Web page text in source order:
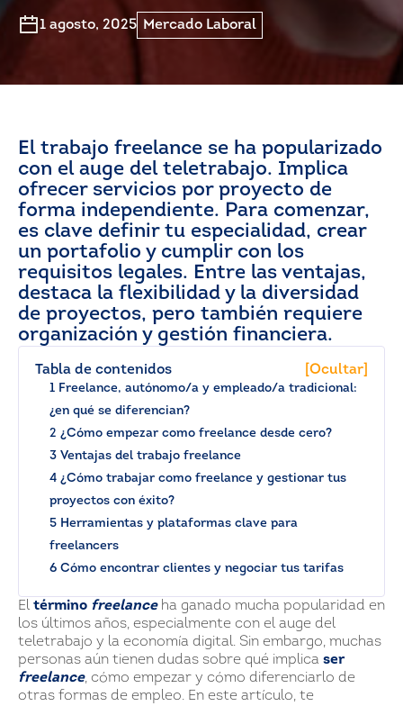
1 agosto, 2025 Mercado Laboral
El trabajo freelance se ha popularizado
con el auge del teletrabajo. Implica
ofrecer servicios por proyecto de
forma independiente. Para comenzar,
es clave definir tu especialidad, crear
un portafolio y cumplir con los
requisitos legales. Entre las ventajas,
destaca la flexibilidad y la diversidad
de proyectos, pero también requiere
organización y gestión financiera.
Tabla de contenidos [Ocultar]
1 Freelance, autónomo/a y empleado/a tradicional:
¿en qué se diferencian?
2 ¿Cómo empezar como freelance desde cero?
3 Ventajas del trabajo freelance
4 ¿Cómo trabajar como freelance y gestionar tus
proyectos con éxito?
5 Herramientas y plataformas clave para
freelancers
6 Cómo encontrar clientes y negociar tus tarifas
El término freelanceha ganado mucha popularidad en
los últimos años, especialmente con el auge del
teletrabajo y la economía digital. Sin embargo, muchas
personas aún tienen dudas sobre qué implica ser
freelance, cómo empezar y cómo diferenciarlo de
otras formas de empleo. En este artículo, te